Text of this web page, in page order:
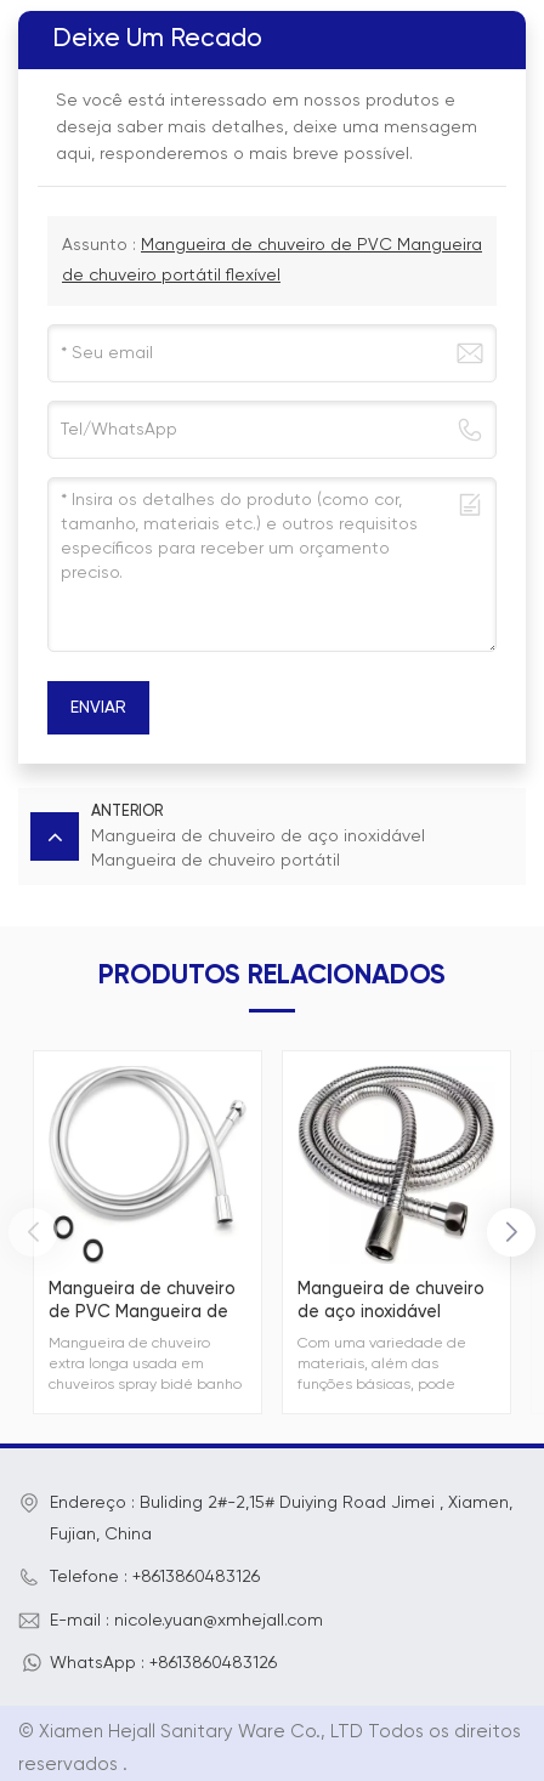
Deixe Um Recado
Se você está interessado em nossos produtos e
deseja saber mais detalhes, deixe uma mensagem
aqui, responderemos o mais breve possível.
Assunto : Mangueira de chuveiro de PVC Mangueira
de chuveiro portátil flexível
ENVIAR
ANTERIOR
Mangueira de chuveiro de aço inoxidável
Mangueira de chuveiro portátil
PRODUTOS RELACIONADOS
Mangueira de chuveiro
de PVC Mangueira de
chuveiro portátil flexível
Mangueira de chuveiro
extra longa usada em
chuveiros spray bidé banho
mangueira de substituição
Mangueira de chuveiro
de aço inoxidável
Mangueira de chuveiro
portátil
Com uma variedade de
materiais, além das
funções básicas, pode
clientes em estilos coloridos
Endereço : Buliding 2#-2,15# Duiying Road Jimei , Xiamen,
Fujian, China
Telefone : +8613860483126
E-mail : nicole.yuan@xmhejall.com
WhatsApp : +8613860483126
© Xiamen Hejall Sanitary Ware Co., LTD Todos os direitos
reservados .